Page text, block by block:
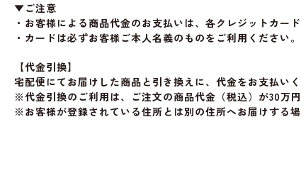
▼ご注意
・お客様による商品代金のお支払いは、各クレジットカー
・カードは必ずお客様ご本人名義のものをご利用ください
【代金引換】
宅配便にてお届けした商品と引き換えに、代金をお支払い
※代金引換のご利用は、ご注文の商品代金（税込）が30万円
※お客様が登録されている住所とは別の住所へお届けする